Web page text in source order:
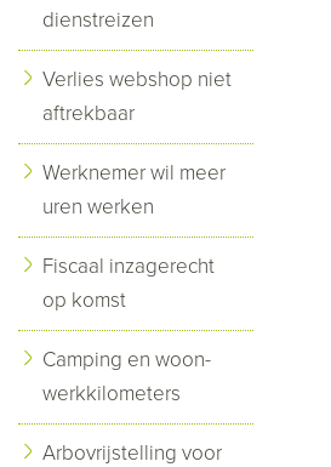
dienstreizen
Verlies webshop niet
aftrekbaar
Werknemer wil meer
uren werken
Fiscaal inzagerecht
op komst
Camping en woon-
werkkilometers
Arbovrijstelling voor